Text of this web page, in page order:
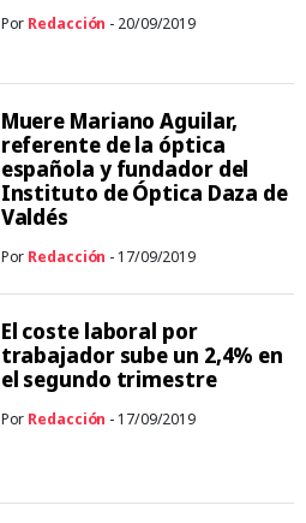
Por Redacción - 20/09/2019
Muere Mariano Aguilar,
referente de la óptica
española y fundador del
Instituto de Óptica Daza de
Valdés
Por Redacción - 17/09/2019
El coste laboral por
trabajador sube un 2,4% en
el segundo trimestre
Por Redacción - 17/09/2019